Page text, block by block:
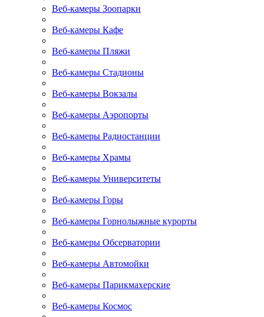
Веб-камеры Зоопарки
Веб-камеры Кафе
Веб-камеры Пляжи
Веб-камеры Стадионы
Веб-камеры Вокзалы
Веб-камеры Аэропорты
Веб-камеры Радиостанции
Веб-камеры Храмы
Веб-камеры Университеты
Веб-камеры Горы
Веб-камеры Горнолыжные курорты
Веб-камеры Обсерватории
Веб-камеры Автомойки
Веб-камеры Парикмахерские
Веб-камеры Космос